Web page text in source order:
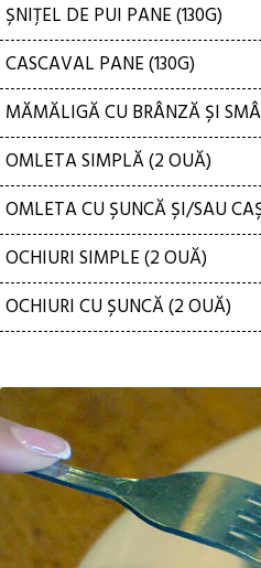
ȘNIȚEL DE PUI PANE (130G)
CASCAVAL PANE (130G)
MĂMĂLIGĂ CU BRÂNZĂ ȘI
OMLETA SIMPLĂ (2 OUĂ)
OMLETA CU ȘUNCĂ ȘI/SAU
OCHIURI SIMPLE (2 OUĂ)
OCHIURI CU ȘUNCĂ (2 OUĂ)